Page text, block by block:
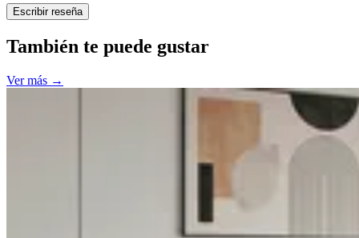
Escribir reseña
También te puede gustar
Ver más →